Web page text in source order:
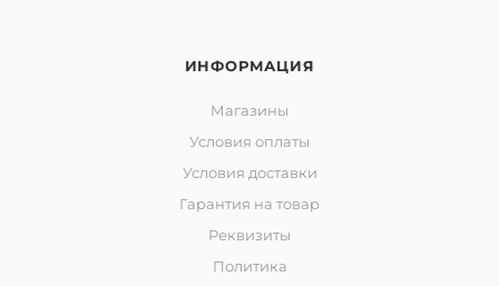
ИНФОРМАЦИЯ
Магазины
Условия оплаты
Условия доставки
Гарантия на товар
Реквизиты
Политика